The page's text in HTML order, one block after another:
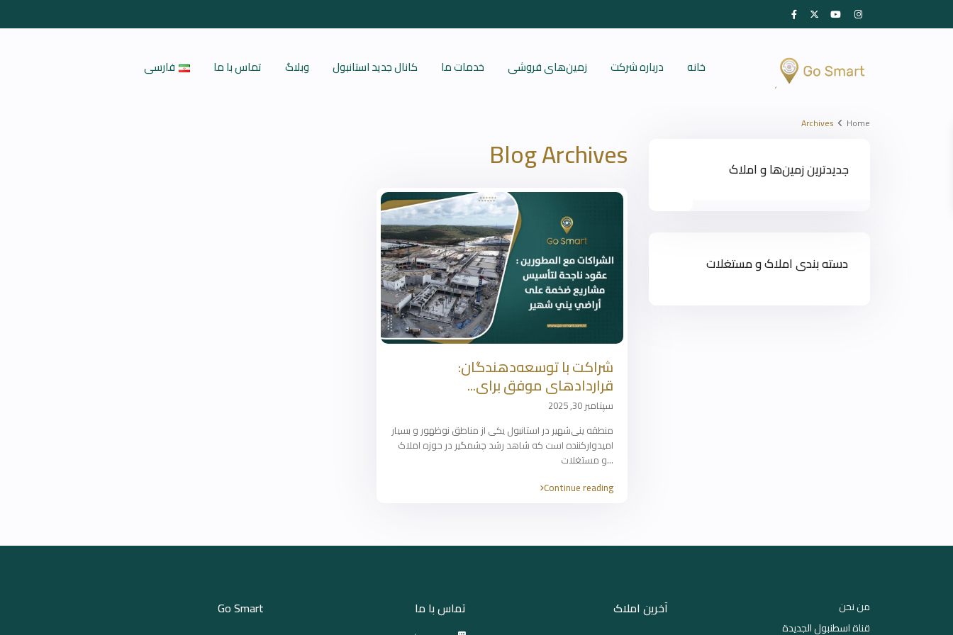
خانه درباره شرکت زمین‌های فروشی خدمات ما کانال جدید استانبول وبلاگ تماس با ما فارسی
Home
Archives
Blog Archives
شراکت با توسعه‌دهندگان:
قراردادهای موفق برای...
سپتامبر 30, 2025
منطقه ینی‌شهیر در استانبول یکی از مناطق نوظهور و بسیار
امیدوارکننده است که شاهد رشد چشمگیر در حوزه املاک
و مستغلات...
Continue reading
جدیدترین زمین‌ها و املاک
دسته بندی املاک و مستغلات
Go Smart تماس با ما آخرین املاک
من نحن
قناة اسطنبول الجديدة